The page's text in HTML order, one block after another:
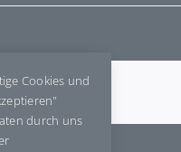
E6860300
Platform!
Cookies und
durch uns